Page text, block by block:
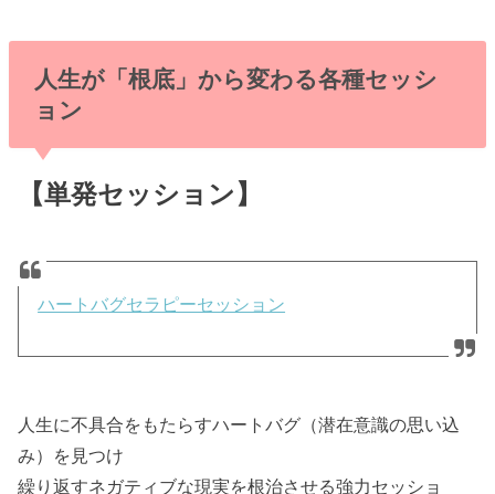
人生が「根底」から変わる各種セッシ
ョン
【単発セッション】
ハートバグセラピーセッション
人生に不具合をもたらすハートバグ（潜在意識の思い込
み）を見つけ
繰り返すネガティブな現実を根治させる強力セッショ